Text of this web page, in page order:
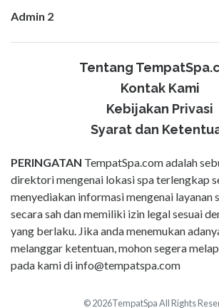
Admin 2
Tentang
Kontak Kami
Kebijakan Privasi
Syarat dan
PERINGATAN TempatSpa.com adalah
direktori mengenai lokasi spa terlengkap
menyediakan informasi mengenai layanan
secara sah dan memiliki izin legal sesuai
yang berlaku. Jika anda menemukan
melanggar ketentuan, mohon segera
pada kami di info@tempatspa.com
© 2026TempatSpa All Rights